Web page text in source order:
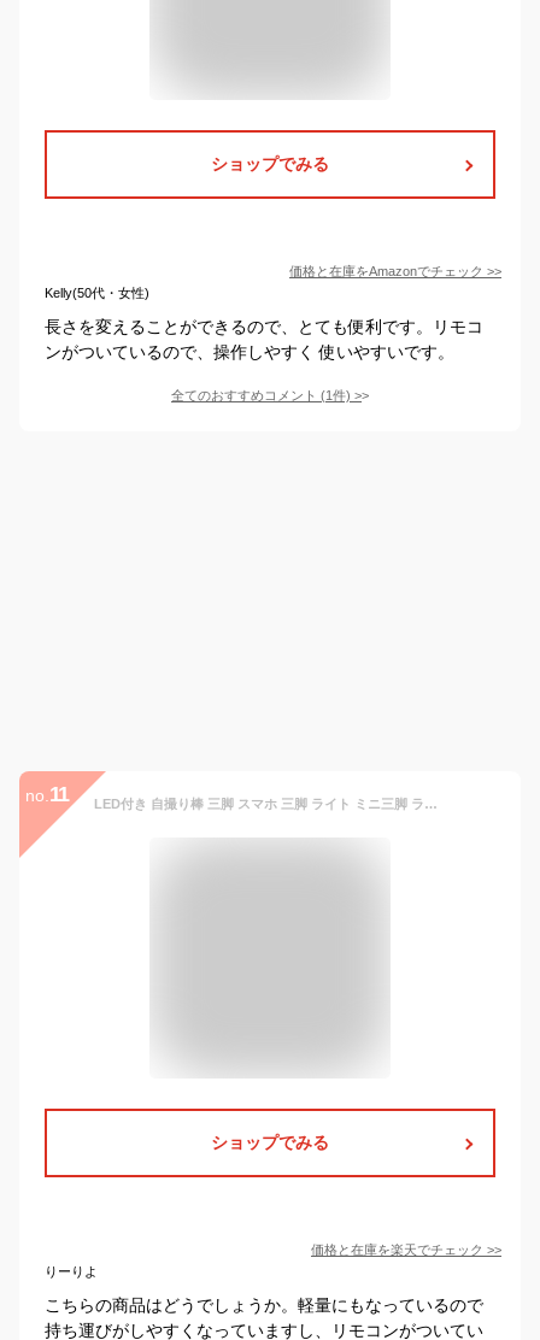
ショップでみる
価格と在庫をAmazonでチェック >>
Kelly(50代・女性)
長さを変えることができるので、とても便利です。リモコ
ンがついているので、操作しやすく 使いやすいです。
全てのおすすめコメント (1件) >
no. 11 LED付き 自撮り棒 三脚 スマホ 三脚 ライト ミニ三脚 ライト付き iphone Android 三脚付き セルカ棒 折りたたみ 伸縮式 Bluetooth リモコン付 シャッター付き 軽量 コンパクト スマホ 自撮り セルフィースティック ライブ配信 動画撮影 持ち運び スマートフォン
ショップでみる
価格と在庫を楽天でチェック >>
りーりよ
こちらの商品はどうでしょうか。軽量にもなっているので
持ち運びがしやすくなっていますし、リモコンがついてい